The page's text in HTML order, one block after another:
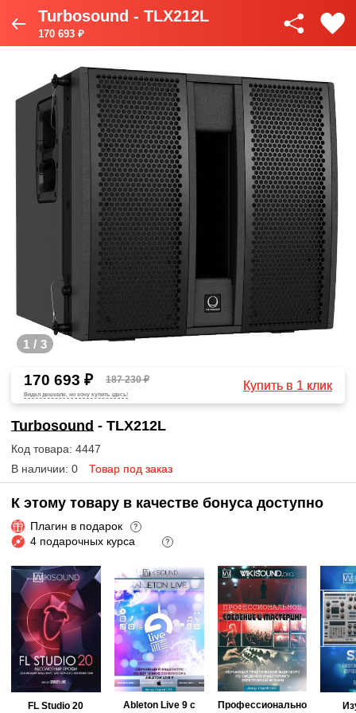
Turbosound - TLX212L
170 693 ₽
1 / 3
170 693 ₽ 187 230 ₽
Видел дешевле, но хочу купить здесь!
Купить в 1 клик
Turbosound - TLX212L
Код товара: 4447
В наличии: 0
Товар под заказ
К этому товару в качестве бонуса доступно
Плагин в подарок ?
4 подарочных курса ?
FL Studio 20
Ableton Live 9 с
Профессионально